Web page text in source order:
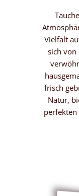
Vielfalt
sich von
frisch
Natur,
perfekten